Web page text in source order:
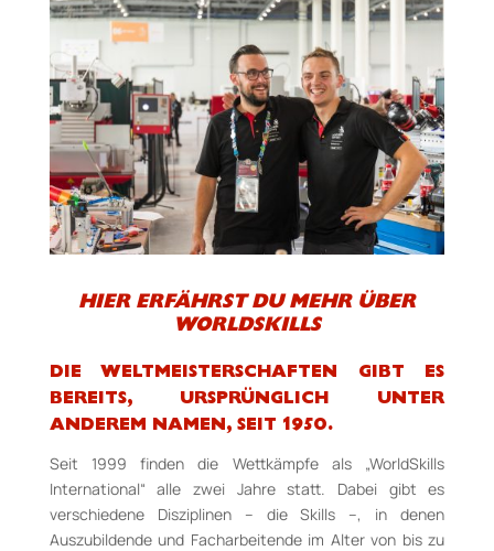
HIER ERFÄHRST DU MEHR ÜBER
WORLDSKILLS
DIE WELTMEISTERSCHAFTEN GIBT ES
BEREITS, URSPRÜNGLICH UNTER
ANDEREM NAMEN, SEIT 1950.
Seit 1999 finden die Wettkämpfe als „WorldSkills
International“ alle zwei Jahre statt. Dabei gibt es
verschiedene Disziplinen – die Skills –, in denen
Auszubildende und Facharbeitende im Alter von bis zu